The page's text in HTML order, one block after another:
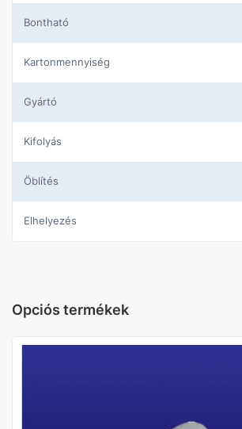
Bontható
Kartonmennyiség
Gyártó
Kifolyás
Öblítés
Elhelyezés
Opciós termékek